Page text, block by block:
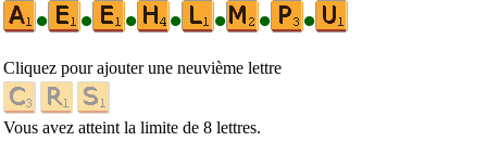
•
• • • • • •
Cliquez pour ajouter une neuvième lettre
Vous avez atteint la limite de 8 lettres.